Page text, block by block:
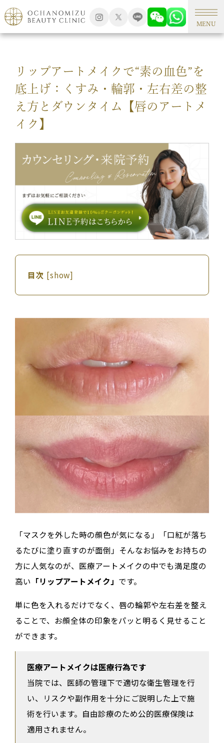
MENU
TOP アートメイク
リップアートメイクで“素の血色”を
底上げ：くすみ・輪郭・左右差の整
え方とダウンタイム【唇のアートメ
イク】
目次 [show]
「マスクを外した時の顔色が気になる」「口紅が落ち
るたびに塗り直すのが面倒」そんなお悩みをお持ちの
方に人気なのが、医療アートメイクの中でも満足度の
高い 「リップアートメイク」 です。
単に色を入れるだけでなく、唇の輪郭や左右差を整え
ることで、お顔全体の印象をパッと明るく見せること
ができます。
医療アートメイクは医療行為です
当院では、医師の管理下で適切な衛生管理を行
い、リスクや副作用を十分にご説明した上で施
術を行います。自由診療のため公的医療保険は
適用されません。